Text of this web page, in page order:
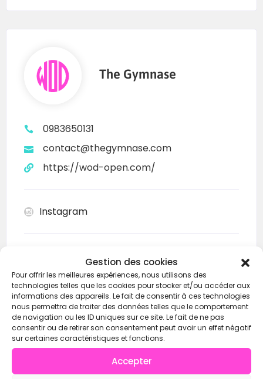
Gestion des cookies
Pour offrir les meilleures expériences, nous utilisons des
technologies telles que les cookies pour stocker et/ou accéder aux
informations des appareils. Le fait de consentir à ces technologies
nous permettra de traiter des données telles que le comportement
de navigation ou les ID uniques sur ce site. Le fait de ne pas
consentir ou de retirer son consentement peut avoir un effet négatif
sur certaines caractéristiques et fonctions.
Accepter
The Gymnase
0983650131
contact@thegymnase.com
https://wod-open.com/
Instagram
Contacter